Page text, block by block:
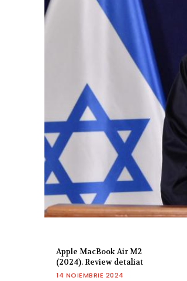
Apple MacBook Air M2
(2024). Review detaliat
14 NOIEMBRIE 2024